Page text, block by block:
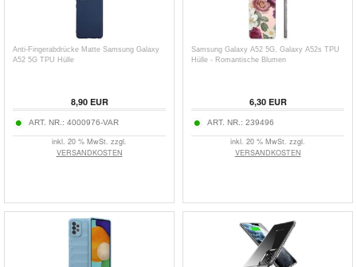
Anti-Fingerabdrücke Matte Samsung Galaxy
A52 5G TPU Hülle
8,90EUR
ART. NR.: 4000976-VAR
inkl. 20 % MwSt. zzgl.
VERSANDKOSTEN
Samsung Galaxy A52 5G, Galaxy A52s TPU
Hülle - Romantische Blumen
6,30EUR
ART. NR.: 239496
inkl. 20 % MwSt. zzgl.
VERSANDKOSTEN